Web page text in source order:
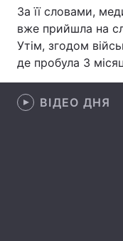
Екологія
Лонгріди
Відео з Youtube
За її словами,
вже прийшла на
Утім, згодом
де пробула 3
ВІДЕО ДНЯ